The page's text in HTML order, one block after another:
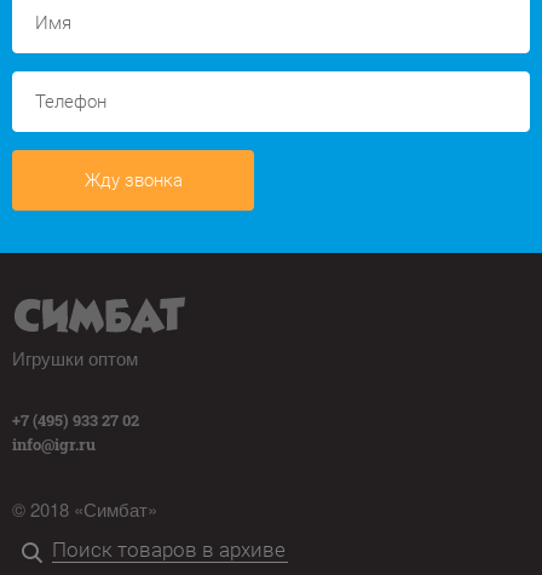
Жду звонка
Игрушки оптом
+7 (495) 933 27 02
info@igr.ru
© 2018 «Симбат»